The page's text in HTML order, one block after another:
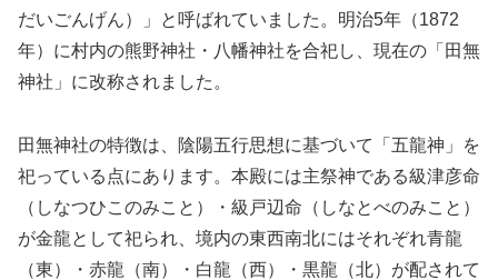
だいごんげん）」と呼ばれていました。明治5年（1872
年）に村内の熊野神社・八幡神社を合祀し、現在の「田無
神社」に改称されました。
田無神社の特徴は、陰陽五行思想に基づいて「五龍神」を
祀っている点にあります。本殿には主祭神である級津彦命
（しなつひこのみこと）・級戸辺命（しなとべのみこと）
が金龍として祀られ、境内の東西南北にはそれぞれ青龍
（東）・赤龍（南）・白龍（西）・黒龍（北）が配されて